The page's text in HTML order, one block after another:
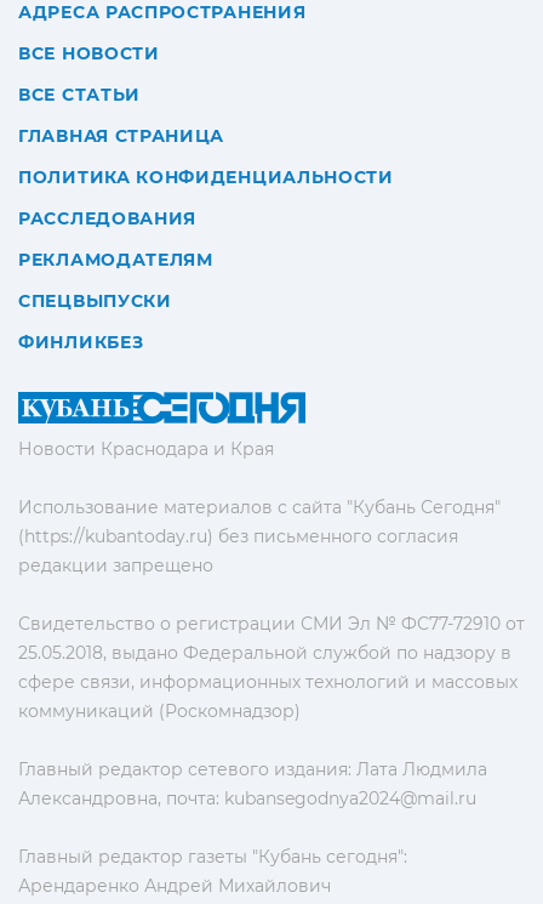
Новости Краснодара и Края
Использование материалов с сайта "Кубань Сегодня"
(https://kubantoday.ru) без письменного согласия
редакции запрещено
Свидетельство о регистрации СМИ Эл № ФС77-72910 от
25.05.2018, выдано Федеральной службой по надзору в
сфере связи, информационных технологий и массовых
коммуникаций (Роскомнадзор)
Главный редактор сетевого издания: Лата Людмила
Александровна, почта: kubansegodnya2024@mail.ru
Главный редактор газеты "Кубань сегодня":
Арендаренко Андрей Михайлович
АДРЕСА РАСПРОСТРАНЕНИЯ
ВСЕ НОВОСТИ
ВСЕ СТАТЬИ
ГЛАВНАЯ СТРАНИЦА
ПОЛИТИКА КОНФИДЕНЦИАЛЬНОСТИ
РАССЛЕДОВАНИЯ
РЕКЛАМОДАТЕЛЯМ
СПЕЦВЫПУСКИ
ФИНЛИКБЕЗ